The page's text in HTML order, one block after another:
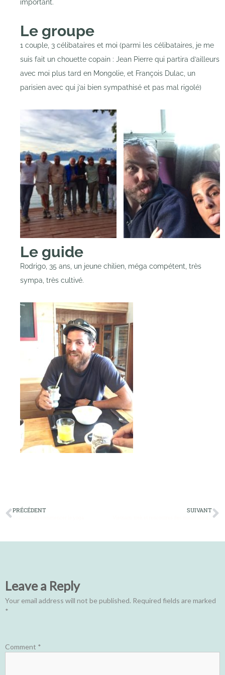
important.
Le groupe
1 couple, 3 célibataires et moi (parmi les célibataires, je me
suis fait un chouette copain : Jean Pierre qui partira d’ailleurs
avec moi plus tard en Mongolie, et François Dulac, un
parisien avec qui j’ai bien sympathisé et pas mal rigolé)
Le guide
Rodrigo, 35 ans, un jeune chilien, méga compétent, très
sympa, très cultivé.
PRÉCÉDENT SUIVANT
Leave a Reply
Your email address will not be published. Required fields are marked
*
Comment *